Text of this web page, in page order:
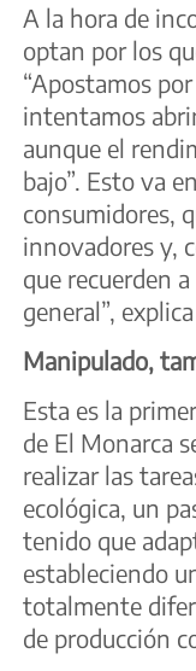
A la hora de
optan por los
“Apostamos
intentamos
aunque el
bajo”. Esto va
consumidores,
innovadores y,
que recuerden
general”,
Manipulado,
Esta es la
de El Monarca
realizar las
ecológica, un
tenido que
estableciendo
totalmente
de producción